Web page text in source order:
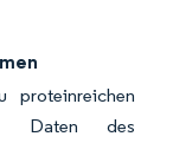
proteinreichen
Daten des